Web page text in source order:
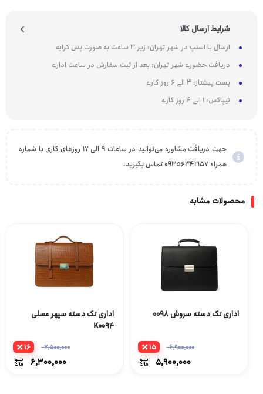
شرایط ارسال کالا
ارسال با اسنپ در شهر تهران: زیر 3 ساعت به صورت پس کرایه
دریافت حضوری شهر تهران: بعد از ثبت سفارش در ساعت اداری
پست پیشتاز: 3 الی 6 روز کاری
تیپاکس: 1 الی 4 روز کاری
جهت دریافت مشاوره می‌توانید در ساعات 9 الی 17 روزهای کاری با شماره
همراه 09356342157 تماس بگیرید.
محصولات مشابه
اداری تک دسته سروش 0098
6,900,000
5,900,000
15
اداری تک دسته سپهر عسلی
K0094
7,500,000
6,300,000
16